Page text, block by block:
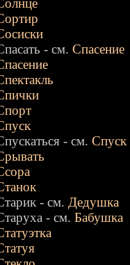
- см. Спасение
- см. Спуск
- см. Дедушка
- см. Бабушка